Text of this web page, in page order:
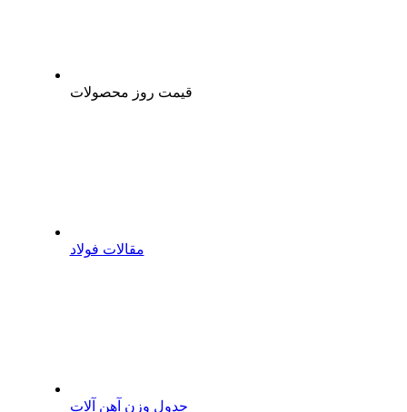
قیمت روز محصولات
مقالات فولاد
جدول وزن آهن آلات